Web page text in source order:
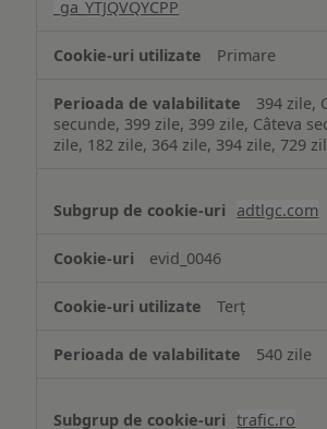
_ga_YTJQVQYCPP
Primare
394 zile,
secunde, 399 zile, 399 zile, Câteva
zile, 182 zile, 364 zile, 394 zile, 729
adtlgc.com
evid_0046
Terț
540 zile
trafic.ro